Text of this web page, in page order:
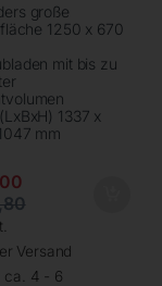
große
1250 x 670
mit bis zu
1337 x
mm
Versand
ca. 4 - 6